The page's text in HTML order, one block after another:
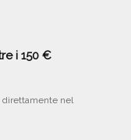
i 150 €
direttamente nel